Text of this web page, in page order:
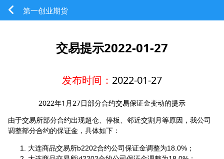
第一创业期货
交易提示2022-01-27
发布时间： 2022-01-27
2022年1月27日部分合约交易保证金变动的提示
由于交易所部分合约出现超仓、停板、邻近交割月等原因，我公司
调整部分合约的保证金，具体如下：
大连商品交易所b2202合约公司保证金调整为18.0%；